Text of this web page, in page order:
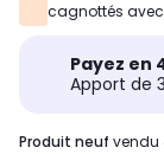
cagnottés avec
Payez en
Apport de
produit neuf vendu